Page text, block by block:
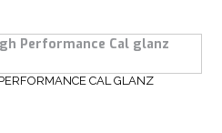
CAL GLANZ